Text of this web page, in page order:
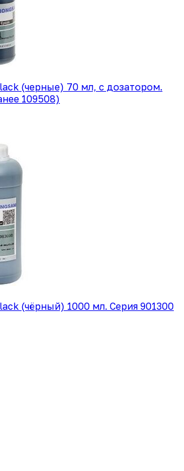
(черные) 70 мл, с дозатором.
109508)
(чёрный) 1000 мл. Серия 901300